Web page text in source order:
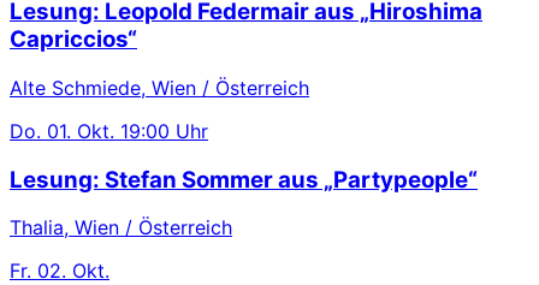
Lesung: Leopold Federmair aus „Hiroshima
Capriccios“
Alte Schmiede, Wien / Österreich
Do. 01. Okt. 19:00 Uhr
Lesung: Stefan Sommer aus „Partypeople“
Thalia, Wien / Österreich
Fr. 02. Okt.